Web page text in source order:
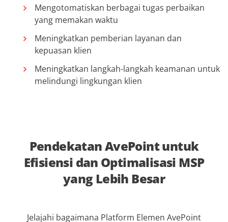
Mengotomatiskan berbagai tugas perbaikan
yang memakan waktu
Meningkatkan pemberian layanan dan
kepuasan klien
Meningkatkan langkah-langkah keamanan untuk
melindungi lingkungan klien
Pendekatan AvePoint untuk
Efisiensi dan Optimalisasi MSP
yang Lebih Besar
Jelajahi bagaimana Platform Elemen AvePoint